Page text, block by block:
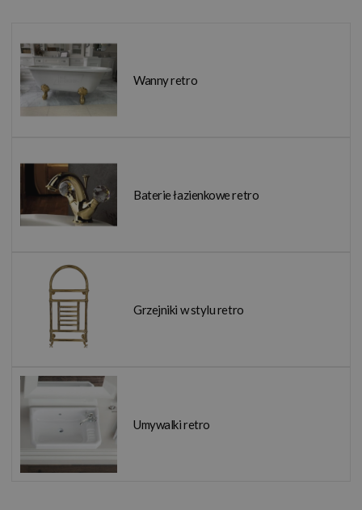
Wanny retro
Baterie łazienkowe retro
Grzejniki w stylu retro
Umywalki retro